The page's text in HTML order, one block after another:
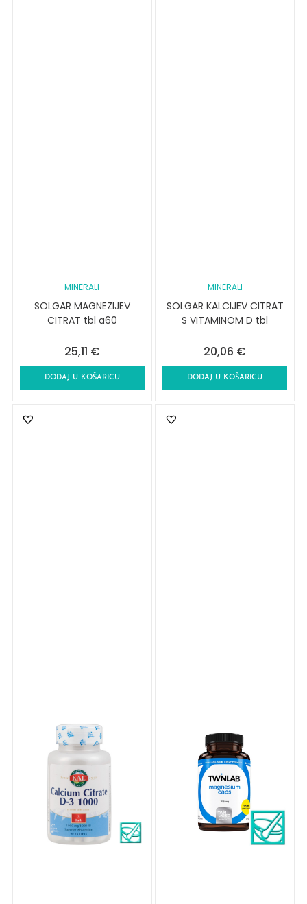
MINERALI
SOLGAR MAGNEZIJEV
CITRAT tbl a60
25,11 €
DODAJ U KOŠARICU
MINERALI
SOLGAR KALCIJEV CITRAT
S VITAMINOM D tbl
20,06 €
DODAJ U KOŠARICU